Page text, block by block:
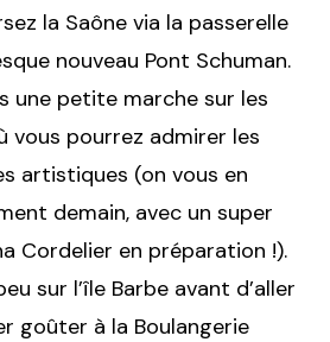
la Saône via la passerelle
nouveau Pont Schuman.
une petite marche sur les
vous pourrez admirer les
artistiques (on vous en
demain, avec un super
Cordelier en préparation !).
sur l’île Barbe avant d’aller
goûter à la Boulangerie